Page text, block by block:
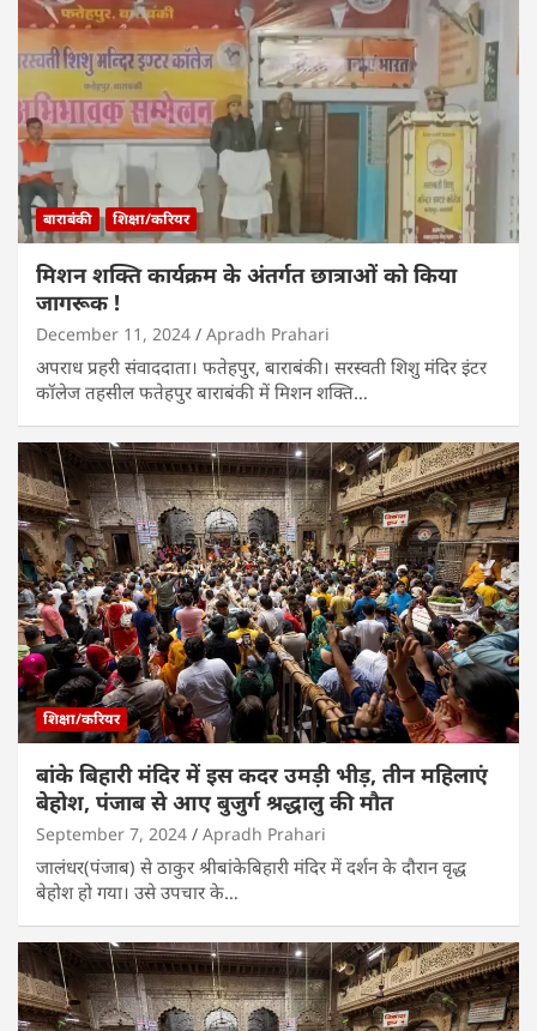
बाराबंकी शिक्षा/करियर
मिशन शक्ति कार्यक्रम के अंतर्गत छात्राओं को किया
जागरूक !
December 11, 2024 Apradh Prahari
अपराध प्रहरी संवाददाता। फतेहपुर, बाराबंकी। सरस्वती शिशु मंदिर इंटर
कॉलेज तहसील फतेहपुर बाराबंकी में मिशन शक्ति…
शिक्षा/करियर
बांके बिहारी मंदिर में इस कदर उमड़ी भीड़, तीन महिलाएं
बेहोश, पंजाब से आए बुजुर्ग श्रद्धालु की मौत
September 7, 2024 Apradh Prahari
जालंधर(पंजाब) से ठाकुर श्रीबांकेबिहारी मंदिर में दर्शन के दौरान वृद्ध
बेहोश हो गया। उसे उपचार के…